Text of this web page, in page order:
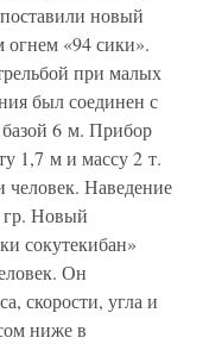
новый
огнем «94 сики».
при малых
был соединен с
6 м. Прибор
1,7 м и массу 2 т.
человек. Наведение
гр. Новый
сокутекибан»
Он
скорости, угла и
ниже в